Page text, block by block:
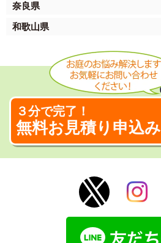
奈良県
和歌山県
３分で完了！
無料お見積り申込み